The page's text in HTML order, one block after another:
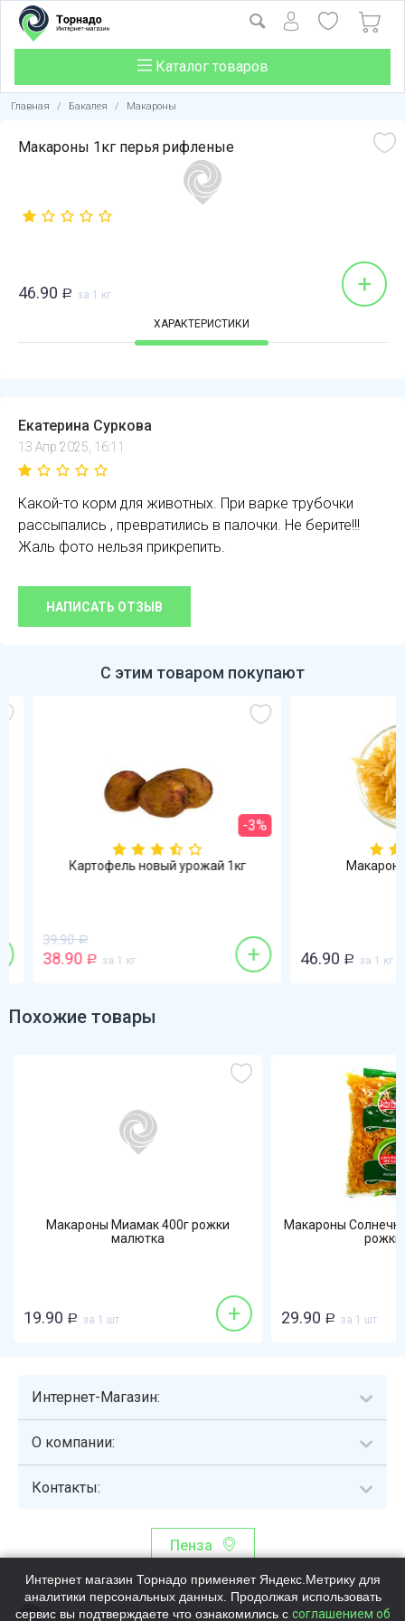
Каталог товаров
Главная / Бакалея / Макароны
Макароны 1кг перья рифленые
46.90 Р за 1 кг +
ХАРАКТЕРИСТИКИ
Екатерина Суркова
13 Апр 2025, 16:11
Какой-то корм для животных. При варке трубочки
рассыпались , превратились в палочки. Не берите!!!
Жаль фото нельзя прикрепить.
НАПИСАТЬ ОТЗЫВ
С этим товаром покупают
-3%
Картофель новый урожай 1кг
39.90 Р
38.90 Р за 1 кг +
Макароны
46.90 Р за 1 кг
Похожие товары
Макароны Миамак 400г рожки
малютка
19.90 Р за 1 шт +
Макароны
рожки
29.90 Р за 1 шт
Интернет-Магазин:
О компании:
Контакты:
Пенза
Торнадо - интернет-гипермаркет, осуществляющий сборку,
выдачу и доставку готовых наборов продуктов питания.
Общество с ограниченной ответственностью «Торнадо» (ОГРН
Интернет магазин Торнадо применяет Яндекс.Метрику для
аналитики персональных данных. Продолжая использовать
сервис вы подтверждаете что ознакомились с соглашением об